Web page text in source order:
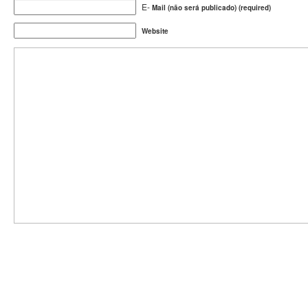
E- Mail (não será publicado) (required)
Website